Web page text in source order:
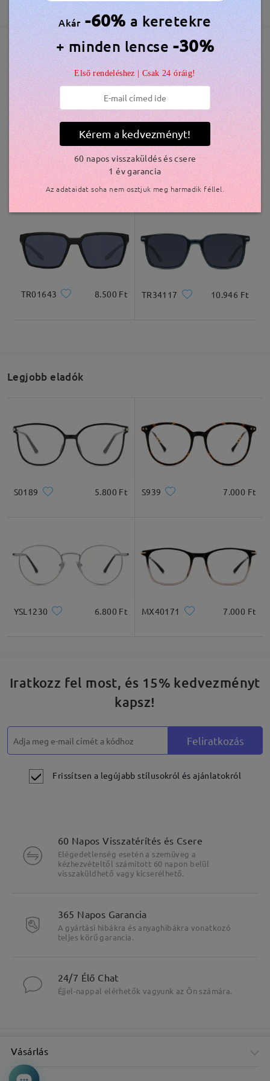
véleményt
Írjon egy véleményt
5-7 munkanap
részletek
Elküldve
szállítási idő
5-7 munkanap
részletek
Kiszállítva
Hasonló keretek
TR33009 7.800 Ft AC27916 6.800 Ft
TR01643 8.500 Ft TR34117 10.946 Ft
Legjobb eladók
S0189 5.800 Ft S939 7.000 Ft
YSL1230 6.800 Ft MX40171 7.000 Ft
Iratkozz fel most, és 15% kedvezményt
kapsz!
Feliratkozás
Frissítsen a legújabb stílusokról és ajánlatokról
60 Napos Visszatérítés és Csere
Elégedetlenség esetén a szemüveg a
kézhezvételtől számított 60 napon belül
visszaküldhető vagy kicserélhető.
365 Napos Garancia
A gyártási hibákra és anyaghibákra vonatkozó
teljes körű garancia.
24/7 Élő Chat
Éjjel-nappal elérhetők vagyunk az Ön számára.
Vásárlás
Akár -60% a keretekre
+ minden lencse -30%
Első rendeléshez | Csak 24 óráig!
Kérem a kedvezményt!
60 napos visszaküldés és csere
1 év garancia
Az adataidat soha nem osztjuk meg harmadik féllel.